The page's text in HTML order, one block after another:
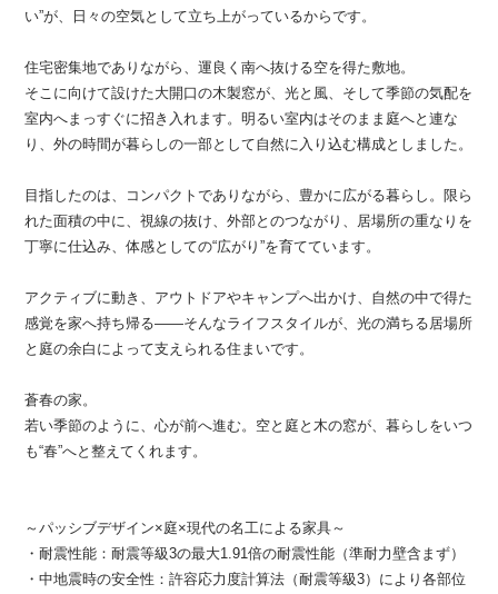
い”が、日々の空気として立ち上がっているからです。
住宅密集地でありながら、運良く南へ抜ける空を得た敷地。
そこに向けて設けた大開口の木製窓が、光と風、そして季節の気配を
室内へまっすぐに招き入れます。明るい室内はそのまま庭へと連な
り、外の時間が暮らしの一部として自然に入り込む構成としました。
目指したのは、コンパクトでありながら、豊かに広がる暮らし。限ら
れた面積の中に、視線の抜け、外部とのつながり、居場所の重なりを
丁寧に仕込み、体感としての“広がり”を育てています。
アクティブに動き、アウトドアやキャンプへ出かけ、自然の中で得た
感覚を家へ持ち帰る——そんなライフスタイルが、光の満ちる居場所
と庭の余白によって支えられる住まいです。
蒼春の家。
若い季節のように、心が前へ進む。空と庭と木の窓が、暮らしをいつ
も“春”へと整えてくれます。
～パッシブデザイン×庭×現代の名工による家具～
・耐震性能：耐震等級3の最大1.91倍の耐震性能（準耐力壁含まず）
・中地震時の安全性：許容応力度計算法（耐震等級3）により各部位